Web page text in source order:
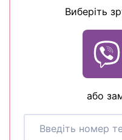
Виберіть
або